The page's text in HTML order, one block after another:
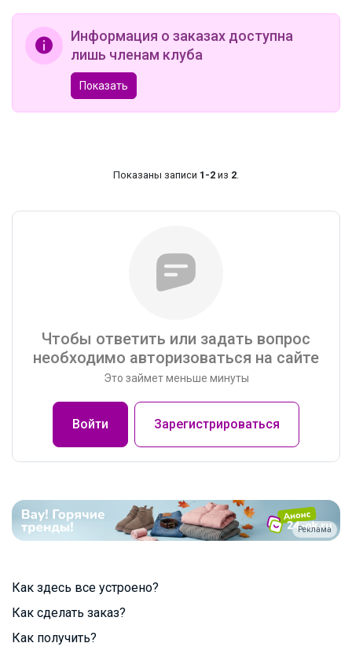
Информация о заказах доступна
лишь членам клуба
Показать
Показаны записи 1-2 из 2.
Чтобы ответить или задать вопрос
необходимо авторизоваться на сайте
Это займет меньше минуты
Войти Зарегистрироваться
Реклама
Как здесь все устроено?
Как сделать заказ?
Как получить?